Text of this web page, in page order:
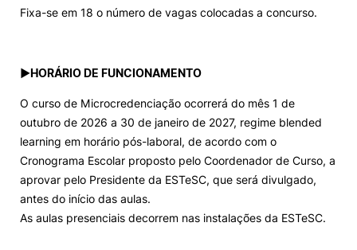
Fixa-se em 18 o número de vagas colocadas a concurso.
►HORÁRIO DE FUNCIONAMENTO
O curso de Microcredenciação ocorrerá do mês 1 de
outubro de 2026 a 30 de janeiro de 2027, regime blended
learning em horário pós-laboral, de acordo com o
Cronograma Escolar proposto pelo Coordenador de Curso, a
aprovar pelo Presidente da ESTeSC, que será divulgado,
antes do início das aulas.
As aulas presenciais decorrem nas instalações da ESTeSC.